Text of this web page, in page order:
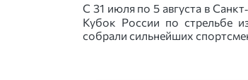
С 31 июля по 5 августа в
Кубок России по стрельбе
собрали сильнейших